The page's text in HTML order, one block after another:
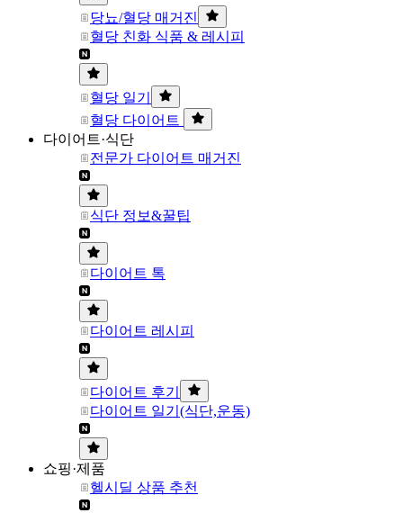
당뇨/혈당 매거진
혈당 친화 식품 & 레시피
혈당 일기
혈당 다이어트
다이어트·식단
전문가 다이어트 매거진
식단 정보&꿀팁
다이어트 톡
다이어트 레시피
다이어트 후기
다이어트 일기(식단,운동)
쇼핑·제품
헬시딜 상품 추천